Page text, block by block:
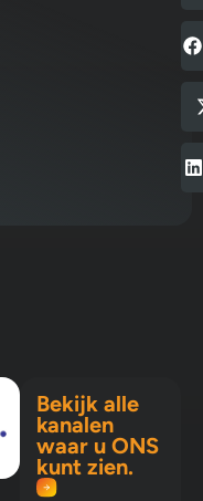
Bekijk alle
kanalen
waar u ONS
kunt zien.